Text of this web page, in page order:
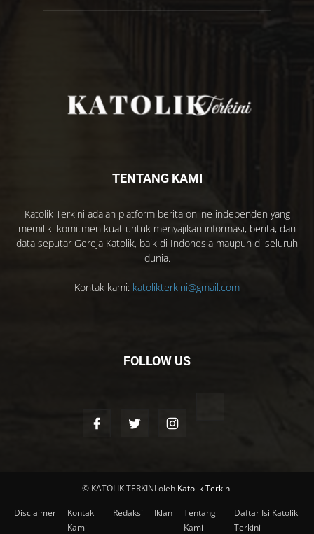
TENTANG KAMI
Katolik Terkini adalah platform berita online independen yang
memiliki komitmen kuat untuk menyajikan informasi, berita, dan
data seputar Gereja Katolik, baik di Indonesia maupun di seluruh
dunia.
Kontak kami: katolikterkini@gmail.com
FOLLOW US
© KATOLIK TERKINI oleh Katolik Terkini
Disclaimer
Kontak
Kami
Redaksi Iklan
Tentang
Kami
Daftar Isi Katolik
Terkini